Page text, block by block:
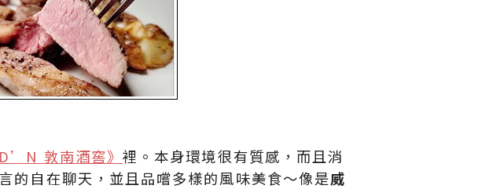
D’N 敦南酒窖》裡。本身環境很有質感，而且消
的自在聊天，並且品嚐多樣的風味美食～像是威